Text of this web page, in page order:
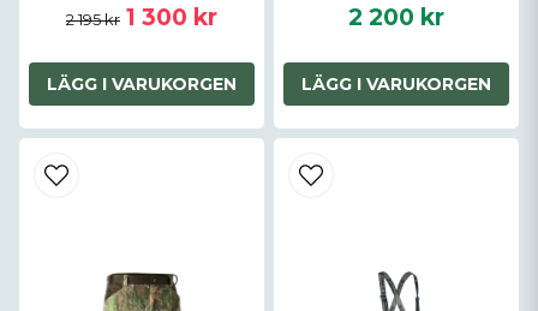
2 195 kr 1 300 kr
LÄGG I VARUKORGEN
2 200 kr
LÄGG I VARUKORGEN